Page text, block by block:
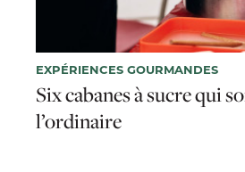
EXPÉRIENCES GOURMANDES
Six cabanes à sucre qui
l’ordinaire